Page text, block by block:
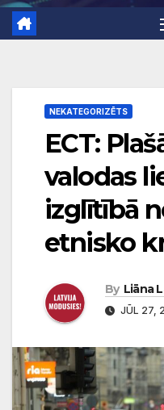
NEKATEGORIZĒTS
ECT:
valodas
izglītībā
etnisko
By Liāna
JŪL 27,